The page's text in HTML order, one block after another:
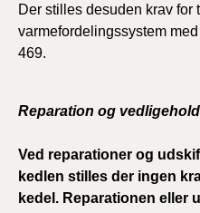
Der stilles desuden krav for
varmefordelingssystem
469.
Reparation og
Ved reparationer og
kedlen stilles der ingen
kedel. Reparationen eller